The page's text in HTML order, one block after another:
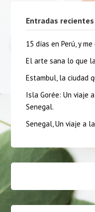
Entradas recientes
15 días en Perú, y
El arte sana lo que
Estambul, la ciudad
Isla Gorée: Un viaje
Senegal.
Senegal, Un viaje a